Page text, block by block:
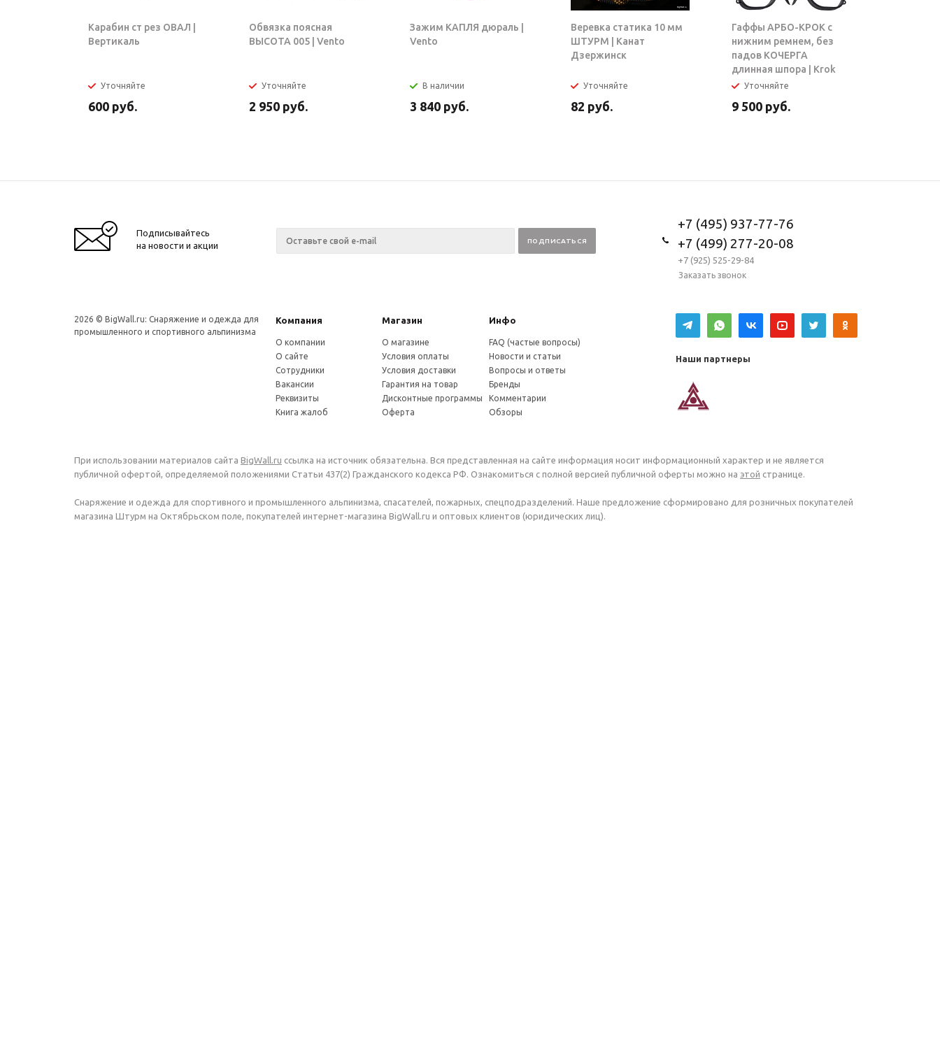
Карабин ст рез ОВАЛ |
Вертикаль
Уточняйте
600 руб.
Обвязка поясная
ВЫСОТА 005 | Vento
Уточняйте
2 950 руб.
Зажим КАПЛЯ дюраль |
Vento
В наличии
3 840 руб.
Веревка статика 10 мм
ШТУРМ | Канат
Дзержинск
Уточняйте
82 руб.
Гаффы АРБО-КРОК с
нижним ремнем, без
падов КОЧЕРГА
длинная шпора | Krok
Уточняйте
9 500 руб.
Подписывайтесь
на новости и акции
+7 (495) 937-77-76
+7 (499) 277-20-08
+7 (925) 525-29-84
Заказать звонок
2026 © BigWall.ru: Снаряжение и одежда для
промышленного и спортивного альпинизма
Компания Магазин Инфо
О компании
О сайте
Сотрудники
Вакансии
Реквизиты
Книга жалоб
О магазине
Условия оплаты
Условия доставки
Гарантия на товар
Дисконтные программы
Оферта
FAQ (частые вопросы)
Новости и статьи
Вопросы и ответы
Бренды
Комментарии
Обзоры
Наши партнеры
При использовании материалов сайта BigWall.ru ссылка на источник обязательна. Вся представленная на сайте информация носит информационный характер и не является
публичной офертой, определяемой положениями Статьи 437(2) Гражданского кодекса РФ. Ознакомиться с полной версией публичной оферты можно на этой странице.
Снаряжение и одежда для спортивного и промышленного альпинизма, спасателей, пожарных, спецподразделений. Наше предложение сформировано для розничных покупателей
магазина Штурм на Октябрьском поле, покупателей интернет-магазина BigWall.ru и оптовых клиентов (юридических лиц).